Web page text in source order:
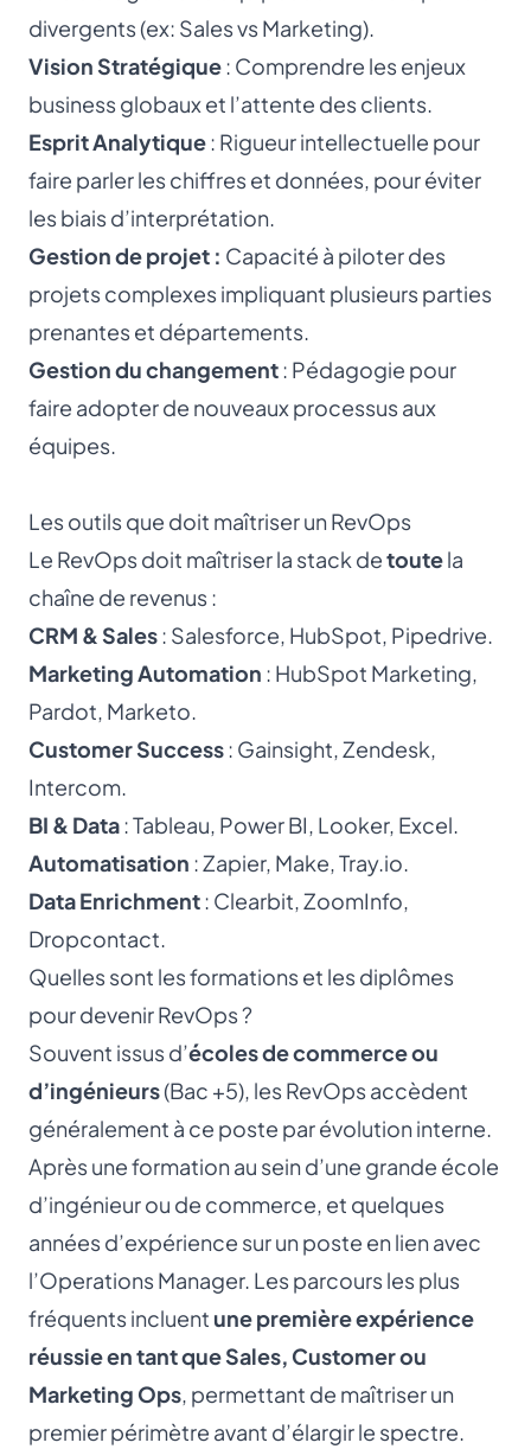
divergents (ex: Sales vs Marketing).
Vision Stratégique: Comprendre les enjeux
business globaux et l’attente des clients.
Esprit Analytique: Rigueur intellectuelle pour
faire parler les chiffres et données, pour éviter
les biais d’interprétation.
Gestion de projet : Capacité à piloter des
projets complexes impliquant plusieurs parties
prenantes et départements.
Gestion du changement: Pédagogie pour
faire adopter de nouveaux processus aux
équipes.
Les outils que doit maîtriser un RevOps
Le RevOps doit maîtriser la stack detoutela
chaîne de revenus :
CRM & Sales: Salesforce, HubSpot, Pipedrive.
Marketing Automation : HubSpot Marketing,
Pardot, Marketo.
Customer Success: Gainsight, Zendesk,
Intercom.
BI & Data: Tableau, Power BI, Looker, Excel.
Automatisation : Zapier, Make, Tray.io.
Data Enrichment: Clearbit, ZoomInfo,
Dropcontact.
Quelles sont les formations et les diplômes
pour devenir RevOps ?
Souvent issus d’écoles de commerce ou
d’ingénieurs(Bac +5), les RevOps accèdent
généralement à ce poste par évolution interne.
Après une formation au sein d’une grande école
d’ingénieur ou de commerce, et quelques
années d’expérience sur un poste en lien avec
l’Operations Manager. Les parcours les plus
fréquents incluent une première expérience
réussie en tant que Sales, Customer ou
Marketing Ops, permettant de maîtriser un
premier périmètre avant d’élargir le spectre.